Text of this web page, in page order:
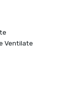
Ventilate